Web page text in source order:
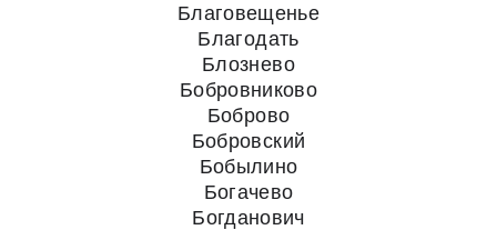
Благовещенье
Благодать
Блознево
Бобровниково
Боброво
Бобровский
Бобылино
Богачево
Богданович